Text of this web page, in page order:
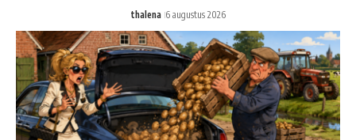
thalena 6 augustus 2026